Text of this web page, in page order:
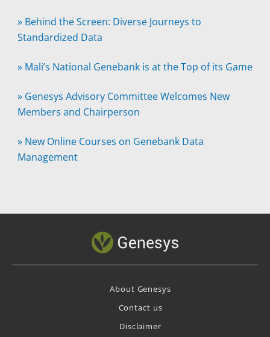
» Behind the Screen: Diverse Journeys to
Standardized Data
» Mali’s National Genebank is at the Top of its Game
» Genesys Advisory Committee Welcomes New
Members and Chairperson
» New Online Courses on Genebank Data
Management
About Genesys
Contact us
Disclaimer